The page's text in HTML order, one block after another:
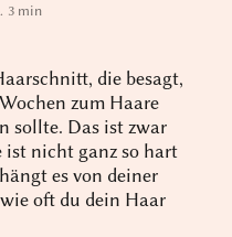
3 min
die besagt,
zum Haare
sollte. Das ist zwar
ist nicht ganz so hart
es von deiner
oft du dein Haar